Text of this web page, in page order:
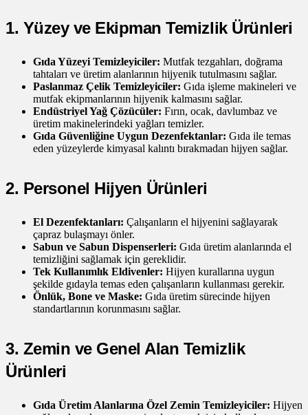
1. Yüzey ve Ekipman Temizlik Ürünleri
Gıda Yüzeyi Temizleyiciler: Mutfak tezgahları, doğrama
tahtaları ve üretim alanlarının hijyenik tutulmasını sağlar.
Paslanmaz Çelik Temizleyiciler: Gıda işleme makineleri ve
mutfak ekipmanlarının hijyenik kalmasını sağlar.
Endüstriyel Yağ Çözücüler: Fırın, ocak, davlumbaz ve
üretim makinelerindeki yağları temizler.
Gıda Güvenliğine Uygun Dezenfektanlar: Gıda ile temas
eden yüzeylerde kimyasal kalıntı bırakmadan hijyen sağlar.
2. Personel Hijyen Ürünleri
El Dezenfektanları: Çalışanların el hijyenini sağlayarak
çapraz bulaşmayı önler.
Sabun ve Sabun Dispenserleri: Gıda üretim alanlarında el
temizliğini sağlamak için gereklidir.
Tek Kullanımlık Eldivenler: Hijyen kurallarına uygun
şekilde gıdayla temas eden çalışanların kullanması gerekir.
Önlük, Bone ve Maske: Gıda üretim sürecinde hijyen
standartlarının korunmasını sağlar.
3. Zemin ve Genel Alan Temizlik
Ürünleri
Gıda Üretim Alanlarına Özel Zemin Temizleyiciler: Hijyen